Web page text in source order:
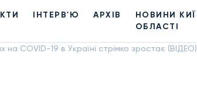
ІНТЕРВ'Ю АРХІВ
НОВИНИ
ОБЛАСТІ
на COVID-19 в Україні стрімко зростає (ВІДЕО)